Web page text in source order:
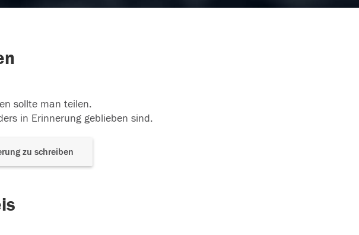
sollte man teilen.
in Erinnerung geblieben sind.
zu schreiben